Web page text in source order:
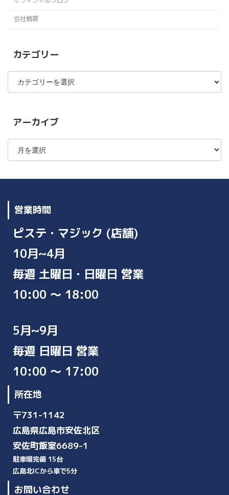
会社概要
カテゴリー
カ
ゴ
アーカイブ
ア
カ
ブ
営業時間
ピステ・マジック (店舗)
10月~4月
毎週 土曜日・日曜日 営業
10:00 ～ 18:00
5月~9月
毎週 日曜日 営業
10:00 ～ 17:00
所在地
〒731-1142
広島県広島市安佐北区
安佐町飯室6689-1
駐車場完備 15台
広島北ICから車で5分
お問い合わせ